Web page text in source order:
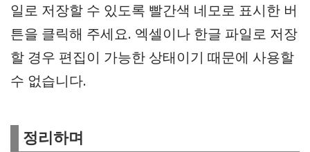
일로 저장할 수 있도록 빨간색 네모로 표시한 버
튼을 클릭해 주세요. 엑셀이나 한글 파일로 저장
할 경우 편집이 가능한 상태이기 때문에 사용할
수 없습니다.
정리하며